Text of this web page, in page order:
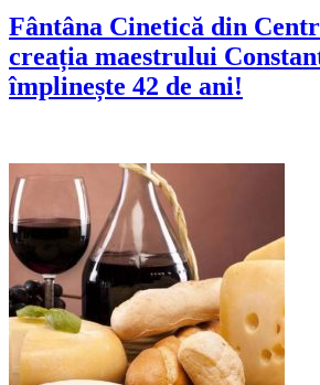
Fântâna Cinetică din
creația maestrului
împlinește 42 de ani!